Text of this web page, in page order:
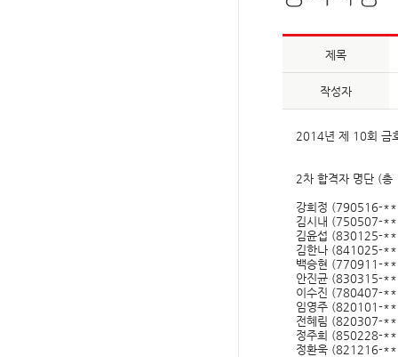
제목
작성자
2014년 제 10회 금
2차 합격자 명단 (총
강희정
김시내
김윤섭
김한나
백승현
안진균
이수진
임영주
전혜림
정주희
정환욱